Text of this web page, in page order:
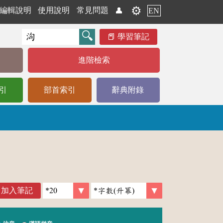
編輯說明 使用說明 常見問題 👤 ⚙️ EN
學習筆記
進階檢索
部首索引 辭典附錄
加入筆記